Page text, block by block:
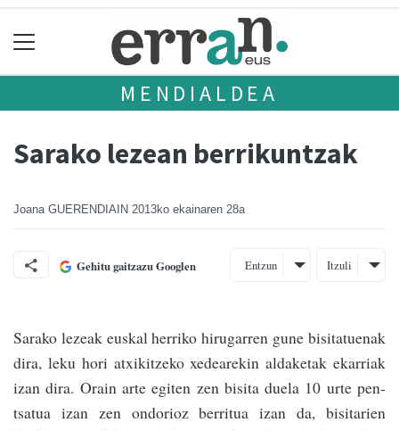
MENDIALDEA
Sarako lezean berrikuntzak
Joana GUERENDIAIN 2013ko ekainaren 28a
Gehitu gaitzazu Googlen Entzun Itzuli
Sarako lezeak euskal herriko hirugarren gune bisitatuenak
dira, leku hori atxikitzeko xedearekin aldaketak ekarriak
izan dira. Orain arte egiten zen bisita duela 10 urte pen­
tsatua izan zen ondorioz berritua izan da, bisitarien